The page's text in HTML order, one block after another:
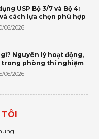
USP Bộ 3/7 và Bộ 4:
cách lựa chọn phù hợp
06/2026
Nguyên lý hoạt động,
trong phòng thí nghiệm
06/2026
TÔI